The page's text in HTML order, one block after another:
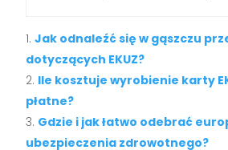
Jak odnaleźć się w gąszczu
dotyczących EKUZ?
Ile kosztuje wyrobienie karty
płatne?
Gdzie i jak łatwo odebrać
ubezpieczenia zdrowotnego?